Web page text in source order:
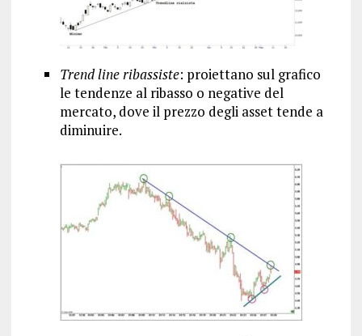
Trend line ribassiste: proiettano sul grafico
le tendenze al ribasso o negative del
mercato, dove il prezzo degli asset tende a
diminuire.